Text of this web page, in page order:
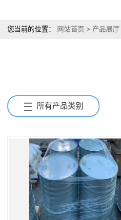
您当前的位置： 网站首页 > 产品展厅
所有产品类别